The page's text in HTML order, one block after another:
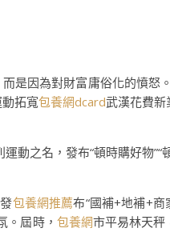
是因為對財富庸俗化的憤怒
拓寬包養網dcard武漢花費新
運動之名，發布“頓時購好物”“
包養網推薦布“國補+地補+
。屆時， 包養網市平易林天秤